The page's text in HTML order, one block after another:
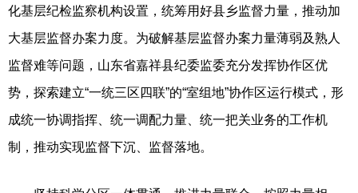
化基层纪检监察机构设置，统筹用好县乡监督力量，推动加
大基层监督办案力度。为破解基层监督办案力量薄弱及熟人
监督难等问题，山东省嘉祥县纪委监委充分发挥协作区优
势，探索建立“一统三区四联”的“室组地”协作区运行模式，形
成统一协调指挥、统一调配力量、统一把关业务的工作机
制，推动实现监督下沉、监督落地。